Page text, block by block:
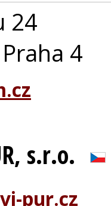
24
4
s.r.o.
pur.cz